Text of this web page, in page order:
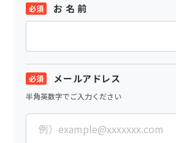
お 名 前
メールアドレス
半角英数字でご入力ください